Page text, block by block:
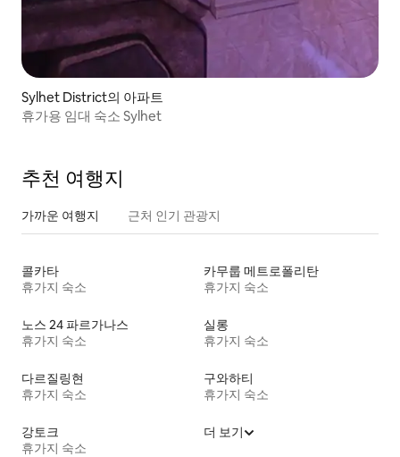
Sylhet District의 아파트
휴가용 임대 숙소 Sylhet
추천 여행지
가까운 여행지 근처 인기 관광지
콜카타
휴가지 숙소
카무룹 메트로폴리탄
휴가지 숙소
노스 24 파르가나스
휴가지 숙소
실롱
휴가지 숙소
다르질링현
휴가지 숙소
구와하티
휴가지 숙소
강토크
휴가지 숙소
더 보기